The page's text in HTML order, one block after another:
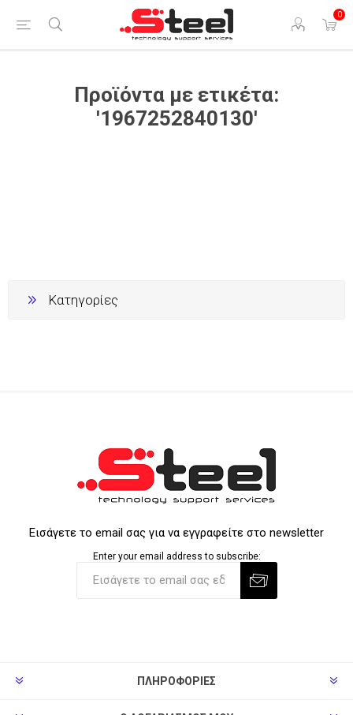
0
Προϊόντα με ετικέτα:
'1967252840130'
Κατηγορίες
Εισάγετε το email σας για να εγγραφείτε στο newsletter
Enter your email address to subscribe:
ΠΛΗΡΟΦΟΡΊΕΣ